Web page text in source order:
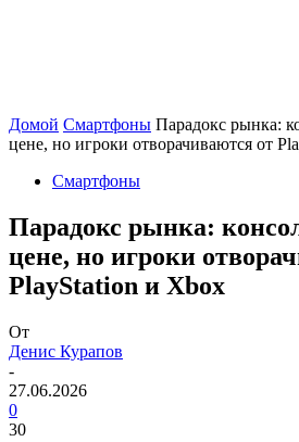
Домой Смартфоны Парадокс рынка:
цене, но игроки отворачиваются от
Смартфоны
Парадокс рынка:
цене, но игроки
PlayStation и Xbox
От
Денис Курапов
-
27.06.2026
0
30